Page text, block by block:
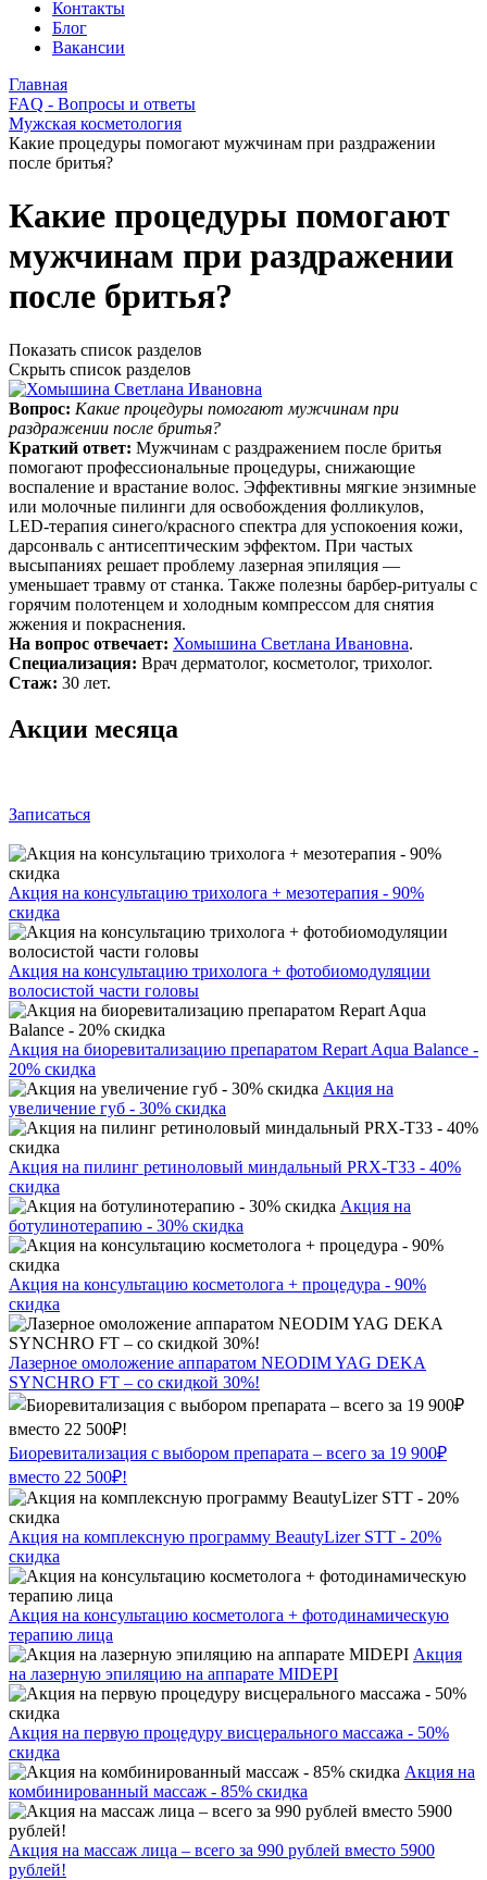
Контакты
Блог
Вакансии
Главная
FAQ - Вопросы и ответы
Мужская косметология
Какие процедуры помогают мужчинам при раздражении
после бритья?
Какие процедуры помогают
мужчинам при раздражении
после бритья?
Показать список разделов
Скрыть список разделов
Вопрос: Какие процедуры помогают мужчинам при
раздражении после бритья?
Краткий ответ: Мужчинам с раздражением после бритья
помогают профессиональные процедуры, снижающие
воспаление и врастание волос. Эффективны мягкие энзимные
или молочные пилинги для освобождения фолликулов,
LED‑терапия синего/красного спектра для успокоения кожи,
дарсонваль с антисептическим эффектом. При частых
высыпаниях решает проблему лазерная эпиляция —
уменьшает травму от станка. Также полезны барбер-ритуалы с
горячим полотенцем и холодным компрессом для снятия
жжения и покраснения.
На вопрос отвечает: Хомышина Светлана Ивановна.
Специализация: Врач дерматолог, косметолог, трихолог.
Стаж: 30 лет.
Акции месяца
Записаться
Акция на консультацию трихолога + мезотерапия - 90%
скидка
Акция на консультацию трихолога + фотобиомодуляции
волосистой части головы
Акция на биоревитализацию препаратом Repart Aqua Balance -
20% скидка
Акция на
увеличение губ - 30% скидка
Акция на пилинг ретиноловый миндальный PRX-T33 - 40%
скидка
Акция на
ботулинотерапию - 30% скидка
Акция на консультацию косметолога + процедура - 90%
скидка
Лазерное омоложение аппаратом NEODIM YAG DEKA
SYNCHRO FT – со скидкой 30%!
Биоревитализация с выбором препарата – всего за 19 900₽
вместо 22 500₽!
Акция на комплексную программу BeautyLizer STT - 20%
скидка
Акция на консультацию косметолога + фотодинамическую
терапию лица
Акция
на лазерную эпиляцию на аппарате MIDEPI
Акция на первую процедуру висцерального массажа - 50%
скидка
Акция на
комбинированный массаж - 85% скидка
Акция на массаж лица – всего за 990 рублей вместо 5900
рублей!